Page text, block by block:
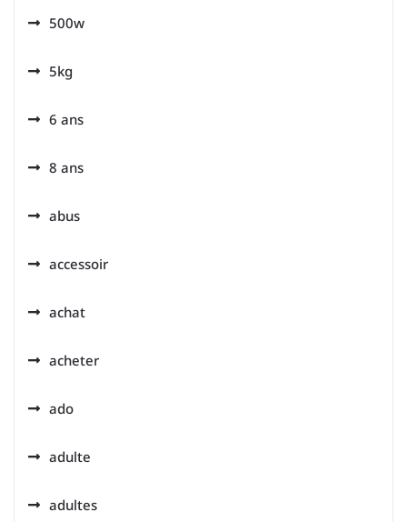
500w
5kg
6 ans
8 ans
abus
accessoir
achat
acheter
ado
adulte
adultes